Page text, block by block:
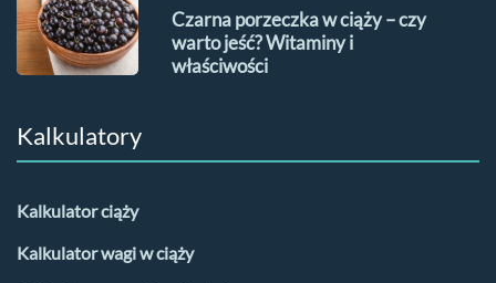
Czarna porzeczka w ciąży – czy
warto jeść? Witaminy i
właściwości
Kalkulatory
Kalkulator ciąży
Kalkulator wagi w ciąży